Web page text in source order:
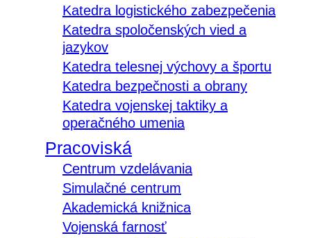
Katedra logistického zabezpečenia
Katedra spoločenských vied a
jazykov
Katedra telesnej výchovy a športu
Katedra bezpečnosti a obrany
Katedra vojenskej taktiky a
operačného umenia
Pracoviská
Centrum vzdelávania
Simulačné centrum
Akademická knižnica
Vojenská farnosť